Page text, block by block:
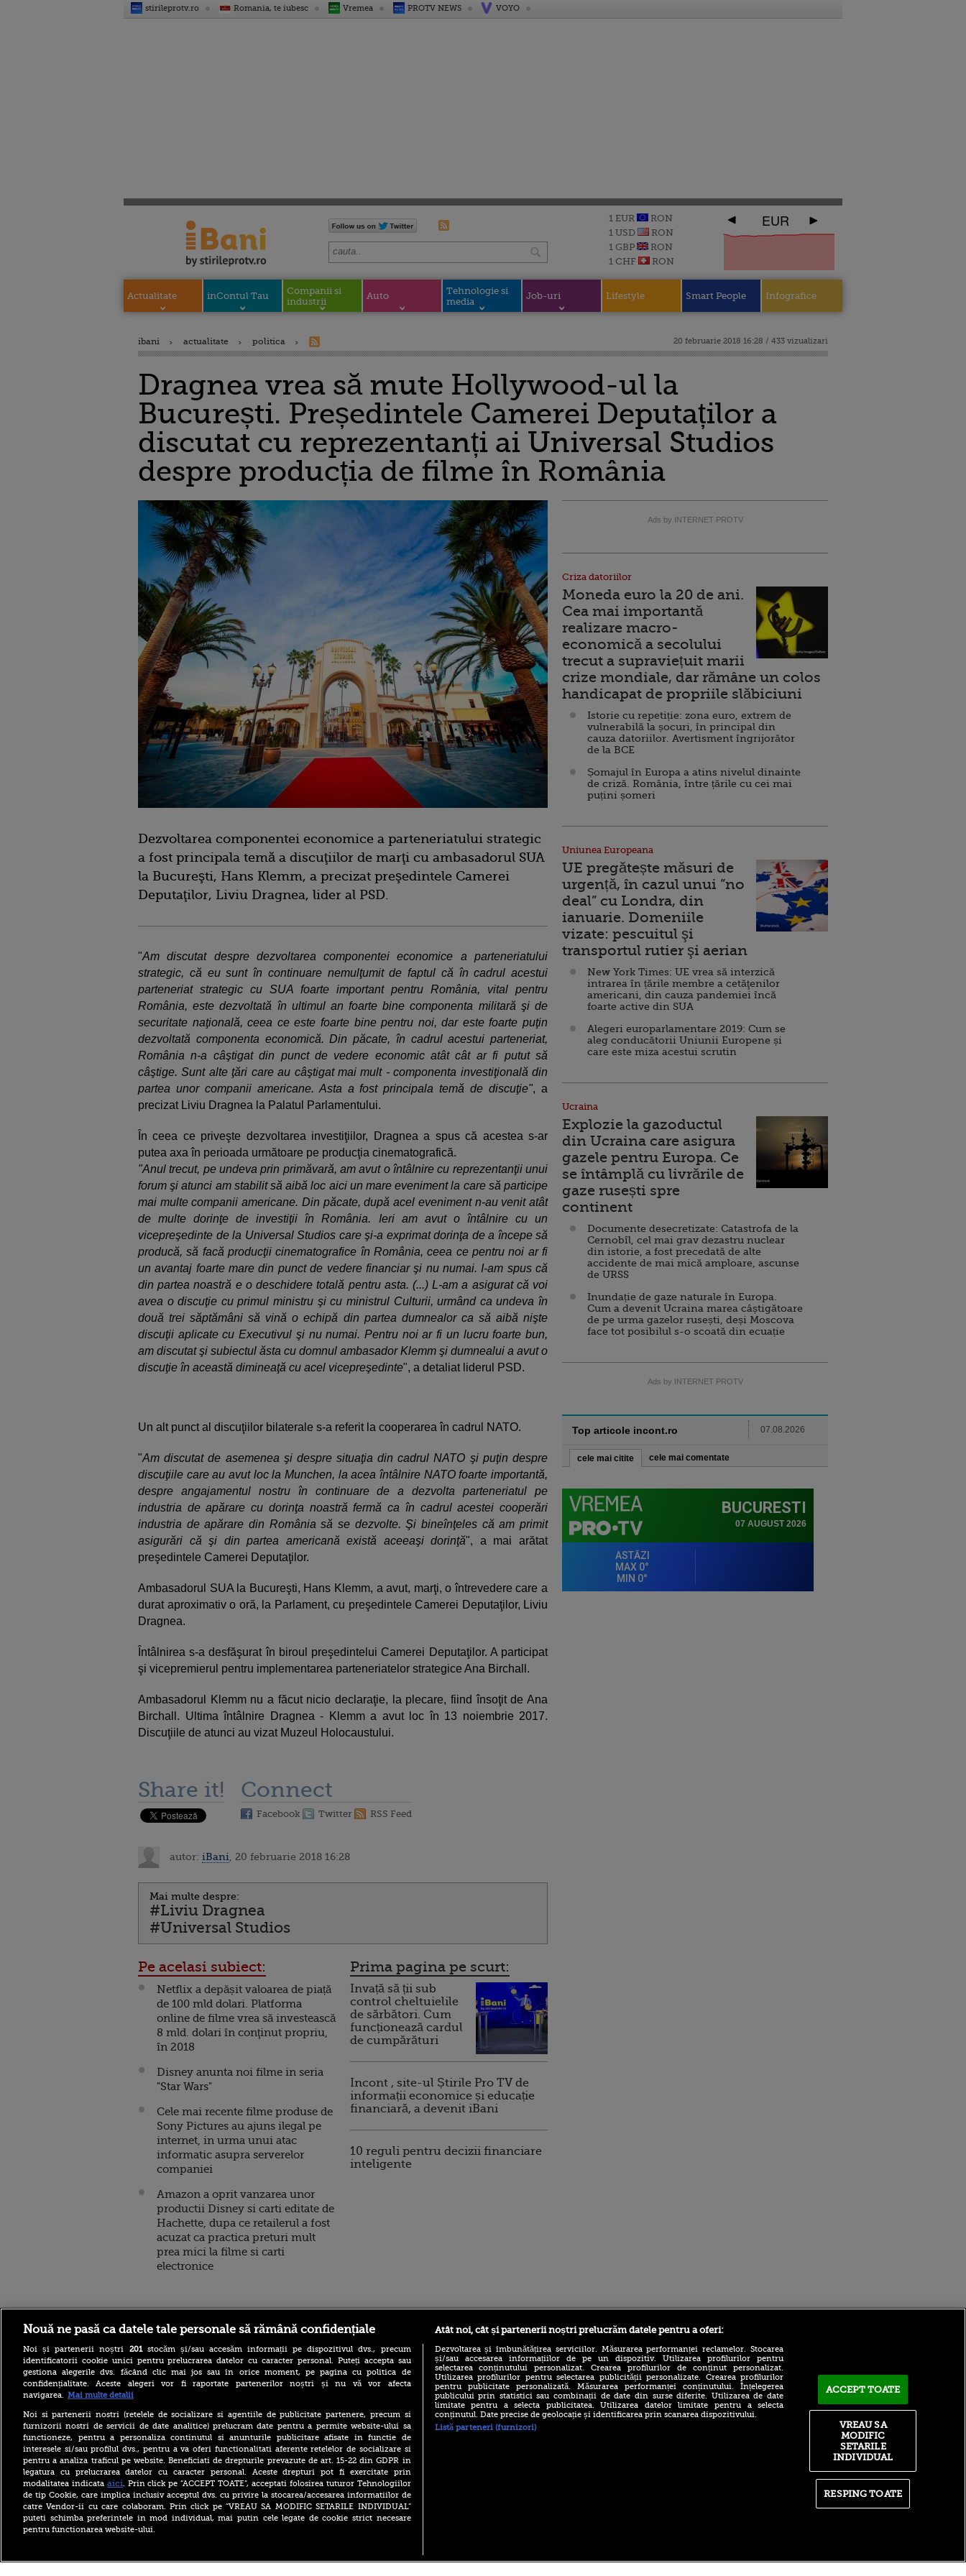
stirileprotv.ro Romania, te iubesc Vremea PROTV NEWS VOYO
1 EUR
RON
1 USD
RON
1 GBP
RON
1 CHF
RON
EUR
Actualitate inContul Tau
Companii si
industrii
Auto
Tehnologie si
media
Job-uri Lifestyle Smart People Infografice
ibani actualitate politica 20 februarie 2018 16:28 / 433 vizualizari
Dragnea vrea să mute Hollywood-ul la
București. Președintele Camerei Deputaților a
discutat cu reprezentanți ai Universal Studios
despre producția de filme în România
Dezvoltarea componentei economice a parteneriatului strategic
a fost principala temă a discuţiilor de marţi cu ambasadorul SUA
la Bucureşti, Hans Klemm, a precizat preşedintele Camerei
Deputaţilor, Liviu Dragnea, lider al PSD.
"Am discutat despre dezvoltarea componentei economice a parteneriatului
strategic, că eu sunt în continuare nemulţumit de faptul că în cadrul acestui
parteneriat strategic cu SUA foarte important pentru România, vital pentru
România, este dezvoltată în ultimul an foarte bine componenta militară şi de
securitate naţională, ceea ce este foarte bine pentru noi, dar este foarte puţin
dezvoltată componenta economică. Din păcate, în cadrul acestui parteneriat,
România n-a câştigat din punct de vedere economic atât cât ar fi putut să
câştige. Sunt alte ţări care au câştigat mai mult - componenta investiţională din
partea unor companii americane. Asta a fost principala temă de discuţie", a
precizat Liviu Dragnea la Palatul Parlamentului.
În ceea ce priveşte dezvoltarea investiţiilor, Dragnea a spus că acestea s-ar
putea axa în perioada următoare pe producţia cinematografică.
"Anul trecut, pe undeva prin primăvară, am avut o întâlnire cu reprezentanţii unui
forum şi atunci am stabilit să aibă loc aici un mare eveniment la care să participe
mai multe companii americane. Din păcate, după acel eveniment n-au venit atât
de multe dorinţe de investiţii în România. Ieri am avut o întâlnire cu un
vicepreşedinte de la Universal Studios care şi-a exprimat dorinţa de a începe să
producă, să facă producţii cinematografice în România, ceea ce pentru noi ar fi
un avantaj foarte mare din punct de vedere financiar şi nu numai. I-am spus că
din partea noastră e o deschidere totală pentru asta. (...) L-am a asigurat că voi
avea o discuţie cu primul ministru şi cu ministrul Culturii, urmând ca undeva în
două trei săptămâni să vină o echipă din partea dumnealor ca să aibă nişte
discuţii aplicate cu Executivul şi nu numai. Pentru noi ar fi un lucru foarte bun,
am discutat şi subiectul ăsta cu domnul ambasador Klemm şi dumnealui a avut o
discuţie în această dimineaţă cu acel vicepreşedinte", a detaliat liderul PSD.
Un alt punct al discuţiilor bilaterale s-a referit la cooperarea în cadrul NATO.
"Am discutat de asemenea şi despre situaţia din cadrul NATO şi puţin despre
discuţiile care au avut loc la Munchen, la acea întâlnire NATO foarte importantă,
despre angajamentul nostru în continuare de a dezvolta parteneriatul pe
industria de apărare cu dorinţa noastră fermă ca în cadrul acestei cooperări
industria de apărare din România să se dezvolte. Şi bineînţeles că am primit
asigurări că şi din partea americană există aceeaşi dorinţă", a mai arătat
preşedintele Camerei Deputaţilor.
Ambasadorul SUA la Bucureşti, Hans Klemm, a avut, marţi, o întrevedere care a
durat aproximativ o oră, la Parlament, cu preşedintele Camerei Deputaţilor, Liviu
Dragnea.
Întâlnirea s-a desfăşurat în biroul preşedintelui Camerei Deputaţilor. A participat
şi vicepremierul pentru implementarea parteneriatelor strategice Ana Birchall.
Ambasadorul Klemm nu a făcut nicio declaraţie, la plecare, fiind însoţit de Ana
Birchall. Ultima întâlnire Dragnea - Klemm a avut loc în 13 noiembrie 2017.
Discuţiile de atunci au vizat Muzeul Holocaustului.
Share it! Connect
Facebook Twitter RSS Feed
autor: iBani , 20 februarie 2018 16:28
Mai multe despre:
#Liviu Dragnea
#Universal Studios
Pe acelasi subiect:
Netflix a depășit valoarea de piață
de 100 mld dolari. Platforma
online de filme vrea să investească
8 mld. dolari în conţinut propriu,
în 2018
Disney anunta noi filme in seria
"Star Wars"
Cele mai recente filme produse de
Sony Pictures au ajuns ilegal pe
internet, in urma unui atac
informatic asupra serverelor
companiei
Amazon a oprit vanzarea unor
productii Disney si carti editate de
Hachette, dupa ce retailerul a fost
acuzat ca practica preturi mult
prea mici la filme si carti
electronice
Prima pagina pe scurt:
Invață să ții sub
control cheltuielile
de sărbători. Cum
funcționează cardul
de cumpărături
Incont , site-ul Știrile Pro TV de
informații economice și educație
financiară, a devenit iBani
10 reguli pentru decizii financiare
inteligente
Ads by INTERNET PROTV
Criza datoriilor
Moneda euro la 20 de ani.
Cea mai importantă
realizare macro-
economică a secolului
trecut a supraviețuit marii
crize mondiale, dar rămâne un colos
handicapat de propriile slăbiciuni
Istorie cu repetiție: zona euro, extrem de
vulnerabilă la șocuri, în principal din
cauza datoriilor. Avertisment îngrijorător
de la BCE
Șomajul în Europa a atins nivelul dinainte
de criză. România, între țările cu cei mai
puțini șomeri
Uniunea Europeana
UE pregătește măsuri de
urgență, în cazul unui ”no
deal” cu Londra, din
ianuarie. Domeniile
vizate: pescuitul şi
transportul rutier şi aerian
New York Times: UE vrea să interzică
intrarea în țările membre a cetăţenilor
americani, din cauza pandemiei încă
foarte active din SUA
Alegeri europarlamentare 2019: Cum se
aleg conducătorii Uniunii Europene și
care este miza acestui scrutin
Ucraina
Explozie la gazoductul
din Ucraina care asigura
gazele pentru Europa. Ce
se întâmplă cu livrările de
gaze rusești spre
continent
Documente desecretizate: Catastrofa de la
Cernobîl, cel mai grav dezastru nuclear
din istorie, a fost precedată de alte
accidente de mai mică amploare, ascunse
de URSS
Inundație de gaze naturale în Europa.
Cum a devenit Ucraina marea câștigătoare
de pe urma gazelor rusești, deși Moscova
face tot posibilul s-o scoată din ecuație
Ads by INTERNET PROTV
Top articole incont.ro 07.08.2026
cele mai citite cele mai comentate
Stirileprotv.ro
Elevii care stau de mici pe
rețelele de socializare vor
avea rezultate mai proaste
la școală. Ce arată un studiu
Legea privind cotele de
vânătoare la urs, retrimisă
în Parlament. Modificările
solicitate de Nicușor Dan
Benzina și motorina au
început să se ieftinească.
Primele efecte la pompă
ilike-it.ro foodstory.ro
(P) Descoperă Lumea
Procinema.ro Sport.ro
”Poate Dinamo să câștige
titlul?”. Răspunsul lui Cristi
Ioan Ovidiu Sabău a făcut
Nouă ne pasă ca datele tale personale să rămână confidențiale
Noi și partenerii noștri 201stocăm și/sau accesăm informații pe dispozitivul dvs., precum
identificatorii cookie unici pentru prelucrarea datelor cu caracter personal. Puteți accepta sau
gestiona alegerile dvs. făcând clic mai jos sau în orice moment, pe pagina cu politica de
confidențialitate. Aceste alegeri vor fi raportate partenerilor noștri și nu vă vor afecta
navigarea. Mai multe detalii
Noi si partenerii nostri (retelele de socializare si agentiile de publicitate partenere, precum si
furnizorii nostri de servicii de date analitice) prelucram date pentru a permite website-ului sa
functioneze, pentru a personaliza continutul si anunturile publicitare afisate in functie de
interesele si/sau profilul dvs., pentru a va oferi functionalitati aferente retelelor de socializare si
pentru a analiza traficul pe website. Beneficiati de drepturile prevazute de art. 15-22 din GDPR in
legatura cu prelucrarea datelor cu caracter personal. Aceste drepturi pot fi exercitate prin
modalitatea indicata aici. Prin click pe “ACCEPT TOATE”, acceptati folosirea tuturor Tehnologiilor
de tip Cookie, care implica inclusiv acceptul dvs. cu privire la stocarea/accesarea informatiilor de
catre Vendor-ii cu care colaboram. Prin click pe “VREAU SA MODIFIC SETARILE INDIVIDUAL”
puteti schimba preferintele in mod individual, mai putin cele legate de cookie strict necesare
pentru functionarea website-ului.
Atât noi, cât și partenerii noștri prelucrăm datele pentru a oferi:
Dezvoltarea și îmbunătățirea serviciilor. Măsurarea performanței reclamelor. Stocarea
și/sau accesarea informațiilor de pe un dispozitiv. Utilizarea profilurilor pentru
selectarea conținutului personalizat. Crearea profilurilor de conținut personalizat.
Utilizarea profilurilor pentru selectarea publicității personalizate. Crearea profilurilor
pentru publicitate personalizată. Măsurarea performanței conținutului. Înțelegerea
publicului prin statistici sau combinații de date din surse diferite. Utilizarea de date
limitate pentru a selecta publicitatea. Utilizarea datelor limitate pentru a selecta
conținutul. Date precise de geolocație și identificarea prin scanarea dispozitivului.
Listă parteneri (furnizori)
ACCEPT TOATE
RESPING TOATE
VREAU SA
MODIFIC
SETARILE
INDIVIDUAL